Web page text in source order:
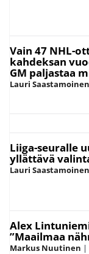
Vain 47 NHL-
kahdeksan
GM paljastaa
Lauri Saastamoinen
Liiga-seuralle
yllättävä
Lauri Saastamoinen
Alex
”Maailmaa
Markus Nuutinen |